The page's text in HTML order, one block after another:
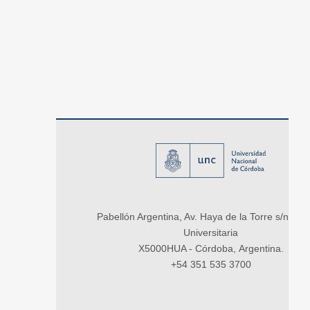
Pabellón Argentina, Av. Haya de la Torre s/n,
Universitaria
X5000HUA - Córdoba, Argentina.
+54 351 535 3700